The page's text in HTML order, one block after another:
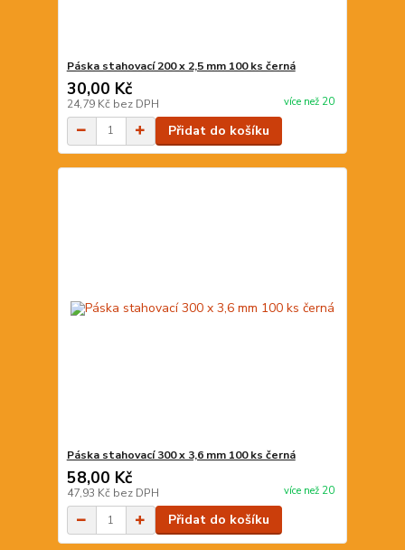
Páska stahovací 200 x 2,5 mm 100 ks černá
30,00 Kč
24,79 Kč bez DPH více než 20
Přidat do košíku
Páska stahovací 300 x 3,6 mm 100 ks černá
58,00 Kč
47,93 Kč bez DPH více než 20
Přidat do košíku